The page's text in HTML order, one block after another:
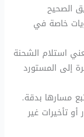
الصحيح
خاصة في
استلام الشحنة
إلى المستورد
مسارها بدقة.
تأخيرات غير